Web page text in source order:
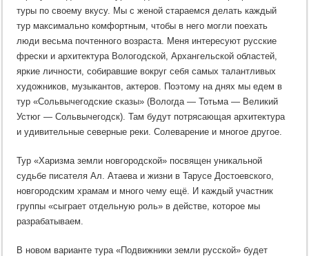
туры по своему вкусу. Мы с женой стараемся делать каждый
тур максимально комфортным, чтобы в него могли поехать
люди весьма почтенного возраста. Меня интересуют русские
фрески и архитектура Вологодской, Архангельской областей,
яркие личности, собиравшие вокруг себя самых талантливых
художников, музыкантов, актеров. Поэтому на днях мы едем в
тур «Сольвычегодские сказы» (Вологда — Тотьма — Великий
Устюг — Сольвычегодск). Там будут потрясающая архитектура
и удивительные северные реки. Солеварение и многое другое.
Тур «Харизма земли новгородской» посвящен уникальной
судьбе писателя Ал. Атаева и жизни в Тарусе Достоевского,
новгородским храмам и много чему ещё. И каждый участник
группы «сыграет отдельную роль» в действе, которое мы
разрабатываем.
В новом варианте тура «Подвижники земли русской» будет